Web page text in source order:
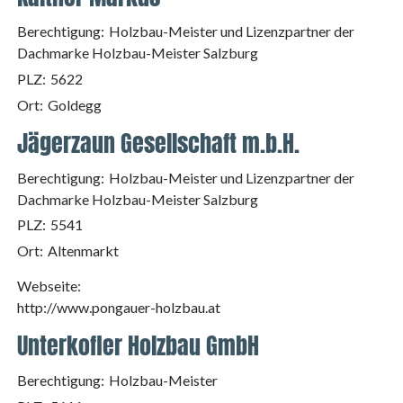
Berechtigung: Holzbau-Meister und Lizenzpartner der
Dachmarke Holzbau-Meister Salzburg
PLZ: 5622
Ort: Goldegg
Jägerzaun Gesellschaft m.b.H.
Berechtigung: Holzbau-Meister und Lizenzpartner der
Dachmarke Holzbau-Meister Salzburg
PLZ: 5541
Ort: Altenmarkt
Webseite:
http://www.pongauer-holzbau.at
Unterkofler Holzbau GmbH
Berechtigung: Holzbau-Meister